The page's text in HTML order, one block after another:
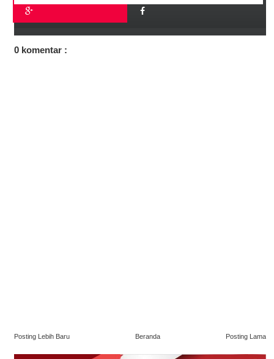
0 komentar :
Posting Lebih Baru Posting Lama
Beranda